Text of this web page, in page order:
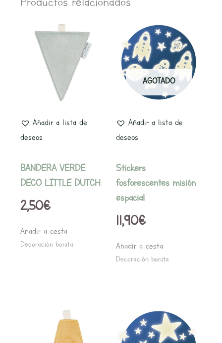
Añadir a lista de
deseos
BANDERA VERDE
DECO LITTLE DUTCH
2,50€
Añadir a cesta
Decoración bonita
AGOTADO
Añadir a lista de
deseos
Stickers
fosforescentes misión
espacial
11,90€
Añadir a cesta
Decoración bonita